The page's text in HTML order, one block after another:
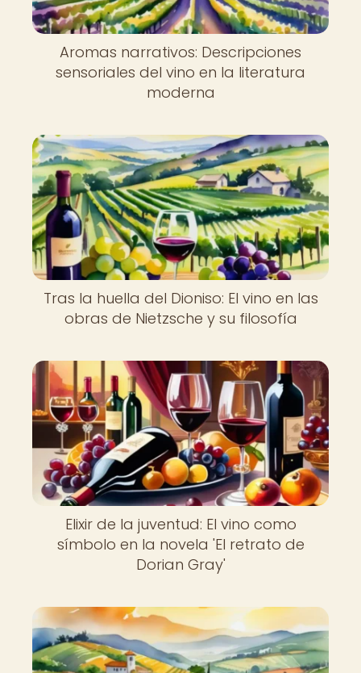
Aromas narrativos: Descripciones
sensoriales del vino en la literatura
moderna
Tras la huella del Dioniso: El vino en las
obras de Nietzsche y su filosofía
Elixir de la juventud: El vino como
símbolo en la novela 'El retrato de
Dorian Gray'